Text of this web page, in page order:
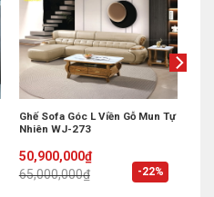
-22%
Ghế Sofa Góc L Viền Gỗ Mun Tự
Nhiên WJ-273
65,000,000₫
Original
price
was:
50,900,000₫
Current
price
is: